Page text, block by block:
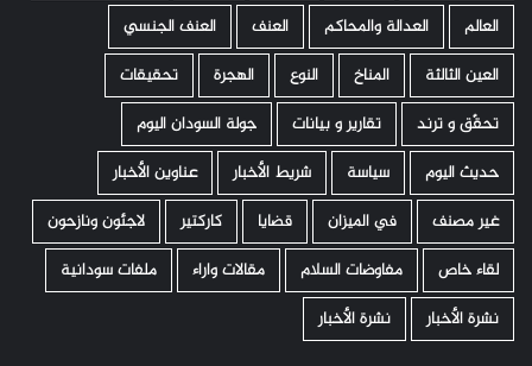
العالم
العدالة والمحاكم العنف
العنف الجنسي
العين الثالثة
المناخ النوع الهجرة
تحقيقات
تحقّق و ترند
تقارير و بيانات
جولة السودان اليوم
حديث اليوم
سياسة شريط الأخبار
عناوين الأخبار
غير مصنف
في الميزان قضايا كاركتير
لاجئون ونازحون
لقاء خاص
مفاوضات السلام مقالات واراء
ملفات سودانية
نشرة الأخبار
نشرة الأخبار